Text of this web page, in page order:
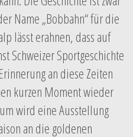
Name „Bobbahn“ für die
lässt erahnen, dass auf
Schweizer Sportgeschichte
an diese Zeiten
kurzen Moment wieder
wird eine Ausstellung
an die goldenen